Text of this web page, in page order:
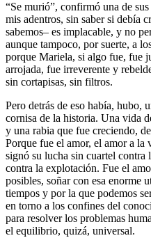
“Se murió”, confirmó una de
mis adentros, sin saber si debía
sabemos– es implacable, y no
aunque tampoco, por suerte, a
porque Mariela, si algo fue, fue
arrojada, fue irreverente y
sin cortapisas, sin filtros.
Pero detrás de eso había, hubo,
cornisa de la historia. Una vida
y una rabia que fue creciendo,
Porque fue el amor, el amor a la
signó su lucha sin cuartel
contra la explotación. Fue el
posibles, soñar con esa enorme
tiempos y por la que podemos
en torno a los confines del
para resolver los problemas
el equilibrio, quizá, universal.